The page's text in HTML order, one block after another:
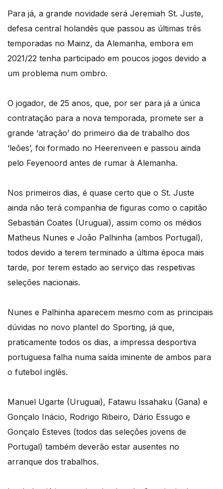
Para já, a grande novidade será Jeremiah St. Juste,
defesa central holandês que passou as últimas três
temporadas no Mainz, da Alemanha, embora em
2021/22 tenha participado em poucos jogos devido a
um problema num ombro.
O jogador, de 25 anos, que, por ser para já a única
contratação para a nova temporada, promete ser a
grande ‘atração’ do primeiro dia de trabalho dos
‘leões’, foi formado no Heerenveen e passou ainda
pelo Feyenoord antes de rumar à Alemanha.
Nos primeiros dias, é quase certo que o St. Juste
ainda não terá companhia de figuras como o capitão
Sebastián Coates (Uruguai), assim como os médios
Matheus Nunes e João Palhinha (ambos Portugal),
todos devido a terem terminado a última época mais
tarde, por terem estado ao serviço das respetivas
seleções nacionais.
Nunes e Palhinha aparecem mesmo com as principais
dúvidas no novo plantel do Sporting, já que,
praticamente todos os dias, a impressa desportiva
portuguesa falha numa saída iminente de ambos para
o futebol inglês.
Manuel Ugarte (Uruguai), Fatawu Issahaku (Gana) e
Gonçalo Inácio, Rodrigo Ribeiro, Dário Essugo e
Gonçalo Esteves (todos das seleções jovens de
Portugal) também deverão estar ausentes no
arranque dos trabalhos.